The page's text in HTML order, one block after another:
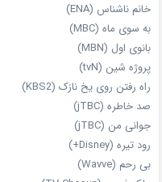
خانم ناشناس (ENA)
به سوی ماه (MBC)
بانوی اول (MBN)
پروژه شین (tvN)
راه رفتن روی یخ نازک (KBS2)
صد خاطره (jTBC)
جوانی من (jTBC)
رود تیره (Disney+)
بی‌ رحم (Wavve)